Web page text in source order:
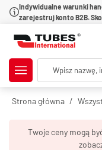
Indywidualne warunki
zarejestruj konto B2B.
Strona główna
Twoje ceny mogą